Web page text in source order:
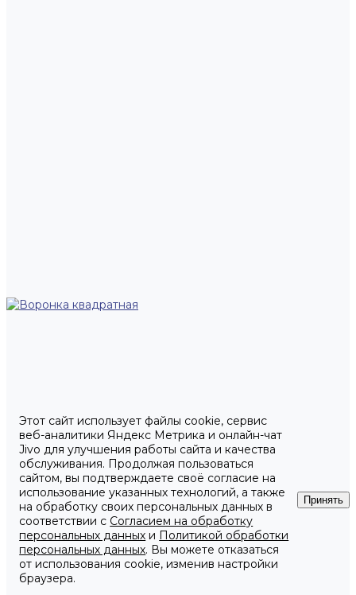
Этот сайт использует файлы cookie, сервис
веб-аналитики Яндекс Метрика и онлайн-чат
Jivo для улучшения работы сайта и качества
обслуживания. Продолжая пользоваться
сайтом, вы подтверждаете своё согласие на
использование указанных технологий, а также
на обработку своих персональных данных в
соответствии с Согласием на обработку
персональных данных и Политикой обработки
персональных данных. Вы можете отказаться
от использования cookie, изменив настройки
браузера.
Принять